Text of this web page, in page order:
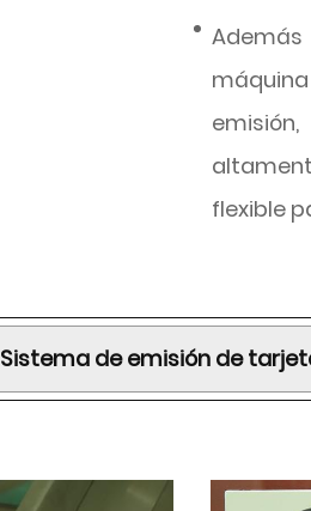
flexible
Sistema de emisión de